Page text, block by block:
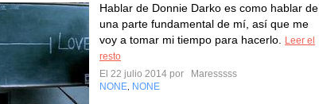
Hablar de Donnie Darko es como hablar de
una parte fundamental de mí, así que me
voy a tomar mi tiempo para hacerlo.
Leer el
resto
El 22 julio 2014 por
Maresssss
NONE NONE